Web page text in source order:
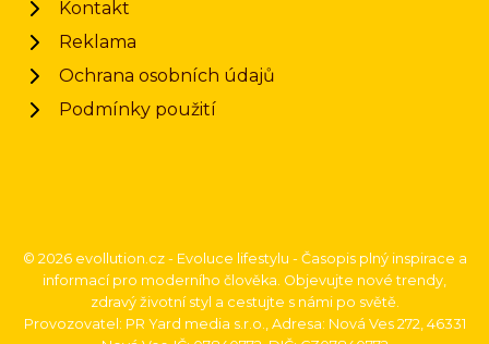
Kontakt
Reklama
Ochrana osobních údajů
Podmínky použití
© 2026 evollution.cz - Evoluce lifestylu - Časopis plný inspirace a
informací pro moderního člověka. Objevujte nové trendy,
zdravý životní styl a cestujte s námi po světě.
Provozovatel: PR Yard media s.r.o., Adresa: Nová Ves 272, 46331